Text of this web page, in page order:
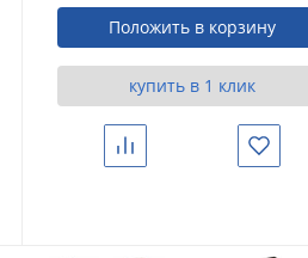
(303551)Положить в корзину
купить в 1 клик
Сравнить Избранное